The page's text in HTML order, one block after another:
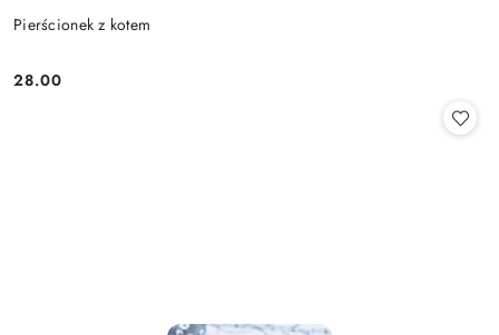
Pierścionek z kotem
Cena:
28.00